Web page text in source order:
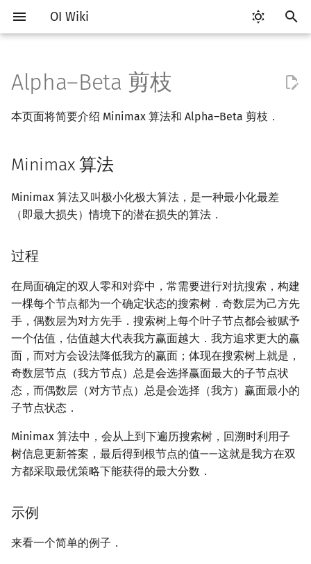
OI Wiki
开
搜
索
Getting Started
如何参与
OI Wiki 不是什么
数学符号表
F.A.Q.
镜像站列表
致谢
比赛相关简介
题型
学习路线
技巧
常见技巧
出题
工具软件简介
Atom
Kate
Dev-C++
CLion
Geany
Xcode
GUIDE
评测工具
CCR Plus
命令行
编译器
WSL (Windows 10)
Special Judge
Testlib
Validator
Polygon
OJ 工具
LaTeX 入门
Git
语言基础简介
运算
函数
文件操作
C++ 标准库
bitset
C++ 进阶 重载运算符
新版 C++ 特性
Lambda 表达式
pb_ds
编译优化
Pascal 转 C++ 急救
Python 速成
Java 速成
Java 进阶
算法基础简介
枚举
模拟
贪心
排序
插入排序
快速排序
归并排序
堆排序
桶排序
希尔排序
锦标赛排序
前缀和 & 差分
二分
倍增
构造
Minimax 算法
示例
Alpha–Beta 剪枝
示例
实现
参考资料与注释
动态规划部分简介
记忆化搜索
背包 DP
DAG 上的 DP
树形 DP
状压 DP
数位 DP
插头 DP
计数 DP
动态 DP
概率 DP
DP 套 DP
四边形不等式优化
状态设计优化
字符串部分简介
标准库
字符串匹配
字典树 (Trie)
前缀函数与 KMP 算法
Boyer–Moore 算法
Z 函数（扩展 KMP）
AC 自动机
后缀数组 (SA)
后缀自动机 (SAM)
后缀平衡树
广义后缀自动机
数学部分简介
数字系统
格雷码
位操作
高精度计算
快速幂
置换和排列
弧度制与坐标系
复数
数论
最大公约数
分解质因数
裴蜀定理 & 一次不定方程
费马小定理 & 欧拉定理
模逆元
线性同余方程
中国剩余定理
多项式与生成函数
快速数论变换
多项式牛顿迭代
多项式多点求值|快速插值
多项式初等函数
常系数齐次线性递推
多项式平移|连续点值平移
符号化方法
组合数学
斐波那契数列
斯特林数
贝尔数
伯努利数
Entringer Number
Eulerian Number
分拆数
线性代数
矩阵
线性空间
线性基
线性映射
特征多项式
对角化
Jordan标准型
域论
随机变量的数字特征
非公平组合游戏
牛顿迭代法
数据结构部分简介
队列
链表
并查集
左偏树
块状数据结构
树分块
单调栈
单调队列
ST 表
树状数组
线段树
猫树
Kinetic Tournament Tree
划分树
WBLT
Size Balanced Tree
AVL 树
红黑树
左偏红黑树
AA 树
可持久化平衡树
树状数组套权值线段树
Top Tree
图论部分简介
图的存储
DFS（图论）
树上问题
树的重心
树上启发式合并
虚树
树分治
动态树分治
AHU 算法
树哈希
有向无环图
拓扑排序
最短路问题
同余最短路
生成树问题
斯坦纳树
拆点
连通性相关
圆方树
环计数问题
费用流
一般图最大匹配
计算几何部分简介
三维计算几何基础
距离
三角剖分
凸包
扫描线
旋转卡壳
半平面交
平面最近点对
随机增量法
反演变换
计算几何杂项
杂项简介
双指针
离线算法 莫队算法
随机化
模拟退火
悬线法
有限状态自动机
计算理论基础
字节顺序
约瑟夫问题
表达式求值
在一台机器上规划任务
主元素问题
RMQ
括号序列
线段树与离线询问
Alpha–Beta 剪枝
本页面将简要介绍 Minimax 算法和 Alpha–Beta 剪枝．
Minimax 算法
Minimax 算法又叫极小化极大算法，是一种最小化最差
（即最大损失）情境下的潜在损失的算法．
过程
在局面确定的双人零和对弈中，常需要进行对抗搜索，构建
一棵每个节点都为一个确定状态的搜索树．奇数层为己方先
手，偶数层为对方先手．搜索树上每个叶子节点都会被赋予
一个估值，估值越大代表我方赢面越大．我方追求更大的赢
面，而对方会设法降低我方的赢面；体现在搜索树上就是，
奇数层节点（我方节点）总是会选择赢面最大的子节点状
态，而偶数层（对方节点）总是会选择（我方）赢面最小的
子节点状态．
Minimax 算法中，会从上到下遍历搜索树，回溯时利用子
树信息更新答案，最后得到根节点的值——这就是我方在双
方都采取最优策略下能获得的最大分数．
示例
来看一个简单的例子．